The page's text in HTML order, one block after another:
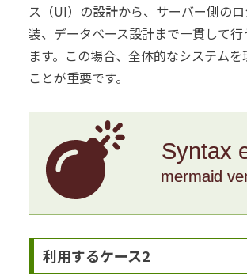
ス（UI）の設計から、サーバー側の
装、データベース設計まで一貫して行
ます。この場合、全体的なシステムを
ことが重要です。
Syntax
mermaid
利用するケース2